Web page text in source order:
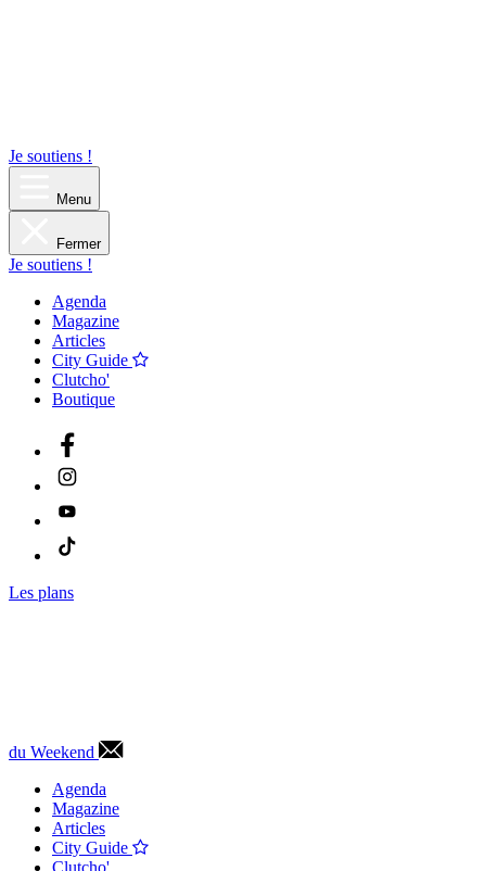
Je soutiens !
Menu
Fermer
Je soutiens !
Agenda
Magazine
Articles
City Guide
Clutcho'
Boutique
Les plans
du Weekend
Agenda
Magazine
Articles
City Guide
Clutcho'